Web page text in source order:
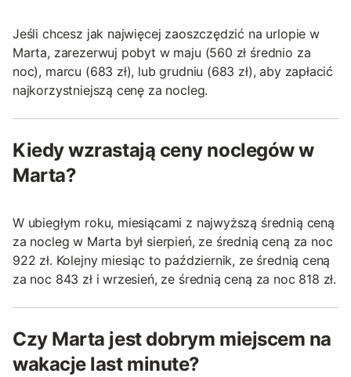
Jeśli chcesz jak najwięcej zaoszczędzić na urlopie w
Marta, zarezerwuj pobyt w maju (560 zł średnio za
noc), marcu (683 zł), lub grudniu (683 zł), aby zapłacić
najkorzystniejszą cenę za nocleg.
Kiedy wzrastają ceny noclegów w
Marta?
W ubiegłym roku, miesiącami z najwyższą średnią ceną
za nocleg w Marta był sierpień, ze średnią ceną za noc
922 zł. Kolejny miesiąc to październik, ze średnią ceną
za noc 843 zł i wrzesień, ze średnią ceną za noc 818 zł.
Czy Marta jest dobrym miejscem na
wakacje last minute?